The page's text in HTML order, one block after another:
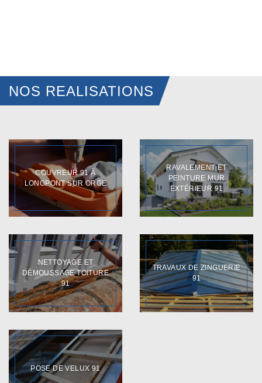
NOS REALISATIONS
COUVREUR 91 À
LONGPONT SUR ORGE
RAVALEMENT ET
PEINTURE MUR
EXTÉRIEUR 91
NETTOYAGE ET
DÉMOUSSAGE TOITURE
91
TRAVAUX DE ZINGUERIE
91
POSE DE VELUX 91